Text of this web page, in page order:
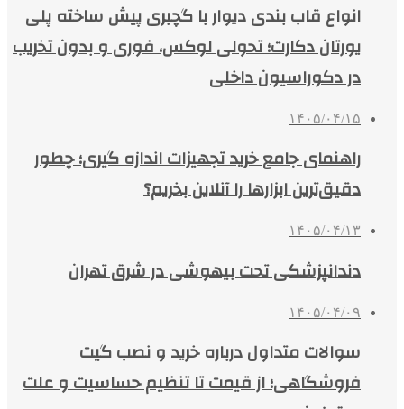
انواع قاب بندی دیوار با گچبری پیش ساخته پلی
یورتان دکارت؛ تحولی لوکس، فوری و بدون تخریب
در دکوراسیون داخلی
۱۴۰۵/۰۴/۱۵
راهنمای جامع خرید تجهیزات اندازه گیری؛ چطور
دقیق‌ترین ابزارها را آنلاین بخریم؟
۱۴۰۵/۰۴/۱۳
دندانپزشکی تحت بیهوشی در شرق تهران
۱۴۰۵/۰۴/۰۹
سوالات متداول درباره خرید و نصب گیت
فروشگاهی؛ از قیمت تا تنظیم حساسیت و علت